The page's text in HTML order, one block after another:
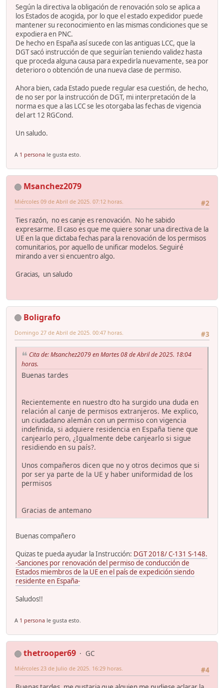
Según la directiva la obligación de renovación solo se aplica a
los Estados de acogida, por lo que el estado expedidor puede
mantener su reconocimiento en las mismas condiciones que se
expodiera en PNC.
De hecho en España así sucede con las antiguas LCC, que la
DGT sacó instrucción de que seguirían teniendo validez hasta
que proceda alguna causa para expedirla nuevamente, sea por
deterioro o obtención de una nueva clase de permiso.
Ahora bien, cada Estado puede regular esa cuestión, de hecho,
de no ser por la instrucción de DGT, mi interpretación de la
norma es que a las LCC se les otorgaba las fechas de vigencia
del art 12 RGCond.
Un saludo.
A 1 persona le gusta esto.
Msanchez2079
#2
Miércoles 09 de Abril de 2025. 07:12 horas.
Ties razón, no es canje es renovación. No he sabido
expresarme. El caso es que me quiere sonar una directiva de la
UE en la que dictaba fechas para la renovación de los permisos
comunitarios, por aquello de unificar modelos. Seguiré
mirando a ver si encuentro algo.
Gracias, un saludo
Boligrafo
#3
Domingo 27 de Abril de 2025. 00:47 horas.
Cita de: Msanchez2079 en Martes 08 de Abril de 2025. 18:04
horas.
Buenas tardes
Recientemente en nuestro dto ha surgido una duda en
relación al canje de permisos extranjeros. Me explico,
un ciudadano alemán con un permiso con vigencia
indefinida, si adquiere residencia en España tiene que
canjearlo pero, ¿Igualmente debe canjearlo si sigue
residiendo en su país?.
Unos compañeros dicen que no y otros decimos que si
por ser ya parte de la UE y haber uniformidad de los
permisos
Gracias de antemano
Buenas compañero
Quizas te pueda ayudar la Instrucción: DGT 2018/ C-131 S-148.
-Sanciones por renovación del permiso de conducción de
Estados miembros de la UE en el país de expedición siendo
residente en España-
Saludos!!
A 1 persona le gusta esto.
thetrooper69
GC
#4
Miércoles 23 de Julio de 2025. 16:29 horas.